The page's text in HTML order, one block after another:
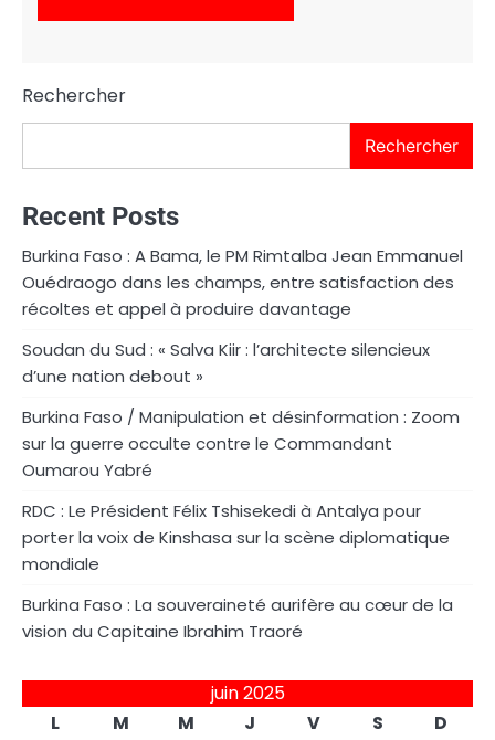
Rechercher
Rechercher
Recent Posts
Burkina Faso : A Bama, le PM Rimtalba Jean Emmanuel
Ouédraogo dans les champs, entre satisfaction des
récoltes et appel à produire davantage
Soudan du Sud : « Salva Kiir : l’architecte silencieux
d’une nation debout »
Burkina Faso / Manipulation et désinformation : Zoom
sur la guerre occulte contre le Commandant
Oumarou Yabré
RDC : Le Président Félix Tshisekedi à Antalya pour
porter la voix de Kinshasa sur la scène diplomatique
mondiale
Burkina Faso : La souveraineté aurifère au cœur de la
vision du Capitaine Ibrahim Traoré
juin 2025
L
M M J V S
D